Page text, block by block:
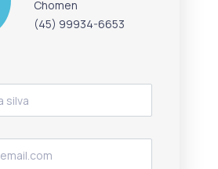
Chomen
(45) 99934-6653